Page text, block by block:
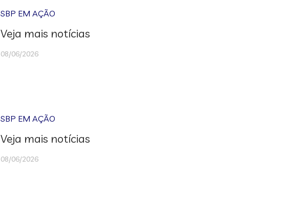
SBP EM AÇÃO
Veja mais notícias
08/06/2026
SBP EM AÇÃO
Veja mais notícias
08/06/2026